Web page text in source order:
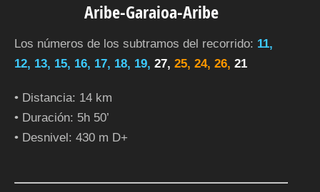
Aribe-Garaioa-Aribe
Los números de los subtramos del recorrido: 11,
12, 13, 15, 16, 17, 18, 19, 27, 25, 24, 26, 21
• Distancia: 14 km
• Duración: 5h 50’
• Desnivel: 430 m D+